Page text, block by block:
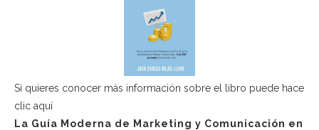
Si quieres conocer más información sobre el libro puede hace
clic aquí
La Guía Moderna de Marketing y Comunicación en